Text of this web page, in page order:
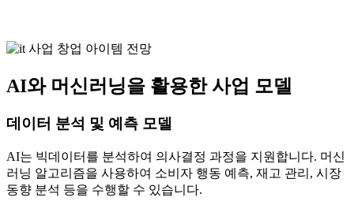
AI와 머신러닝을 활용한 사업 모델
데이터 분석 및 예측 모델
AI는 빅데이터를 분석하여 의사결정 과정을 지원합니다. 머신
러닝 알고리즘을 사용하여 소비자 행동 예측, 재고 관리, 시장
동향 분석 등을 수행할 수 있습니다.